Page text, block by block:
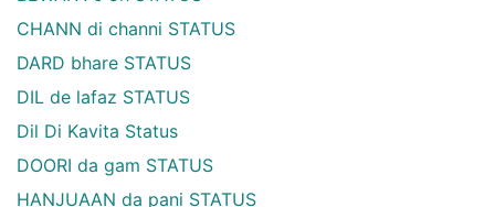
CHANN di channi STATUS
DARD bhare STATUS
DIL de lafaz STATUS
Dil Di Kavita Status
DOORI da gam STATUS
HANJUAAN da pani STATUS